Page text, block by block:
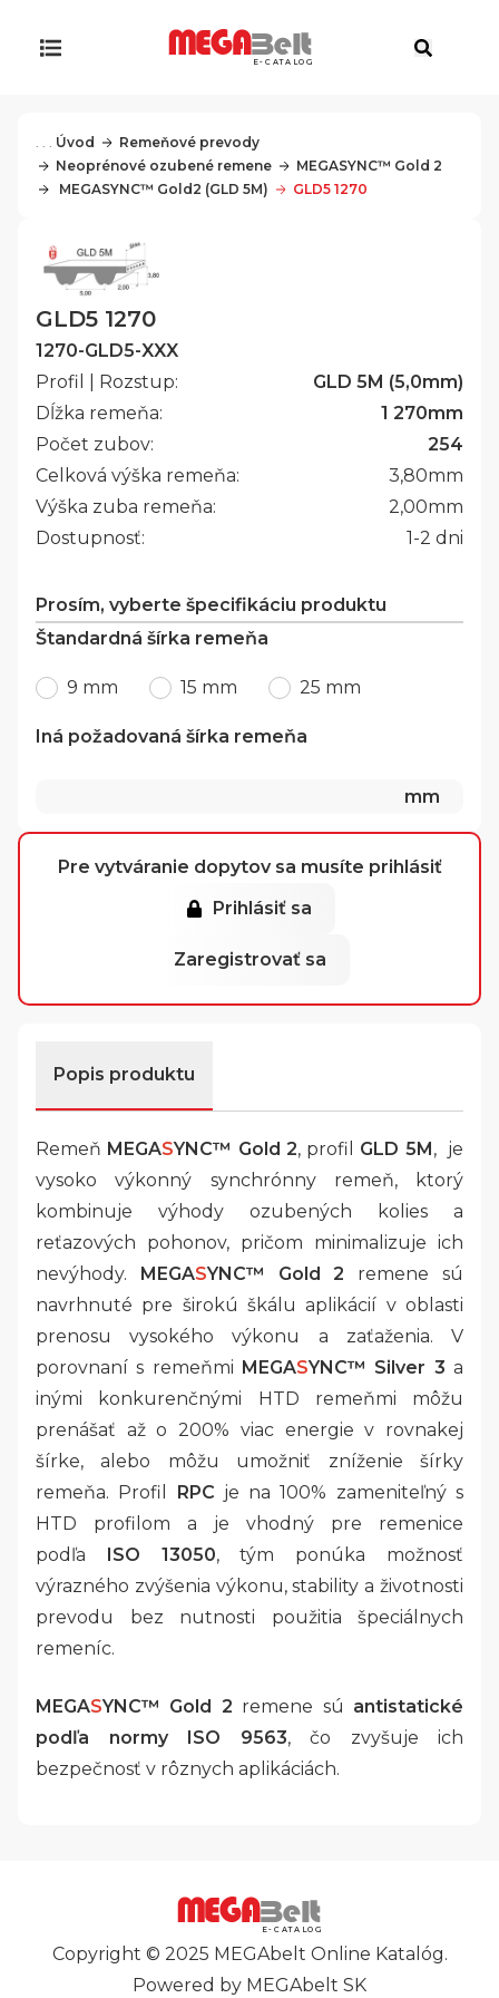
E-CATALOG
. . . Úvod
Remeňové prevody
Neoprénové ozubené remene
MEGASYNC™ Gold 2
MEGASYNC™ Gold2 (GLD 5M)
GLD5 1270
GLD5 1270
1270-GLD5-XXX
Profil | Rozstup:
GLD 5M (5,0mm)
Dĺžka remeňa:
1 270mm
Počet zubov:
254
Celková výška remeňa:
3,80mm
Výška zuba remeňa:
2,00mm
Dostupnosť:
1-2 dni
Prosím, vyberte špecifikáciu produktu
Štandardná šírka remeňa
9 mm 15 mm 25 mm
Iná požadovaná šírka remeňa
mm
Pre vytváranie dopytov sa musíte prihlásiť
Prihlásiť sa
Zaregistrovať sa
Popis produktu
Remeň MEGASYNC™ Gold 2, profil GLD 5M , je
vysoko výkonný synchrónny remeň, ktorý
kombinuje výhody ozubených kolies a
reťazových pohonov, pričom minimalizuje ich
nevýhody.
MEGASYNC™ Gold 2 remene sú
navrhnuté pre širokú škálu aplikácií v oblasti
prenosu vysokého výkonu a zaťaženia. V
porovnaní s remeňmi MEGASYNC™ Silver 3 a
inými konkurenčnými HTD remeňmi môžu
prenášať až o 200% viac energie v rovnakej
šírke, alebo môžu umožniť zníženie šírky
remeňa. Profil
RPC je na 100% zameniteľný s
HTD profilom a je vhodný pre remenice
podľa
ISO 13050, tým ponúka možnosť
výrazného zvýšenia výkonu, stability a životnosti
prevodu bez nutnosti použitia špeciálnych
remeníc.
MEGASYNC™ Gold 2 remene sú antistatické
podľa normy ISO 9563, čo zvyšuje ich
bezpečnosť v rôznych aplikáciách.
E-CATALOG
Copyright © 2025 MEGAbelt Online Katalóg.
Powered by MEGAbelt SK